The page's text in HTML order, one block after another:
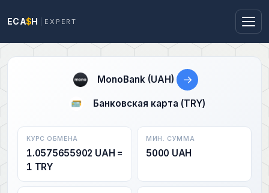
ECA$H EXPERT
MonoBank (UAH) →
Банковская карта (TRY)
КУРС ОБМЕНА
1.0575655902 UAH =
1 TRY
МИН. СУММА
5000 UAH